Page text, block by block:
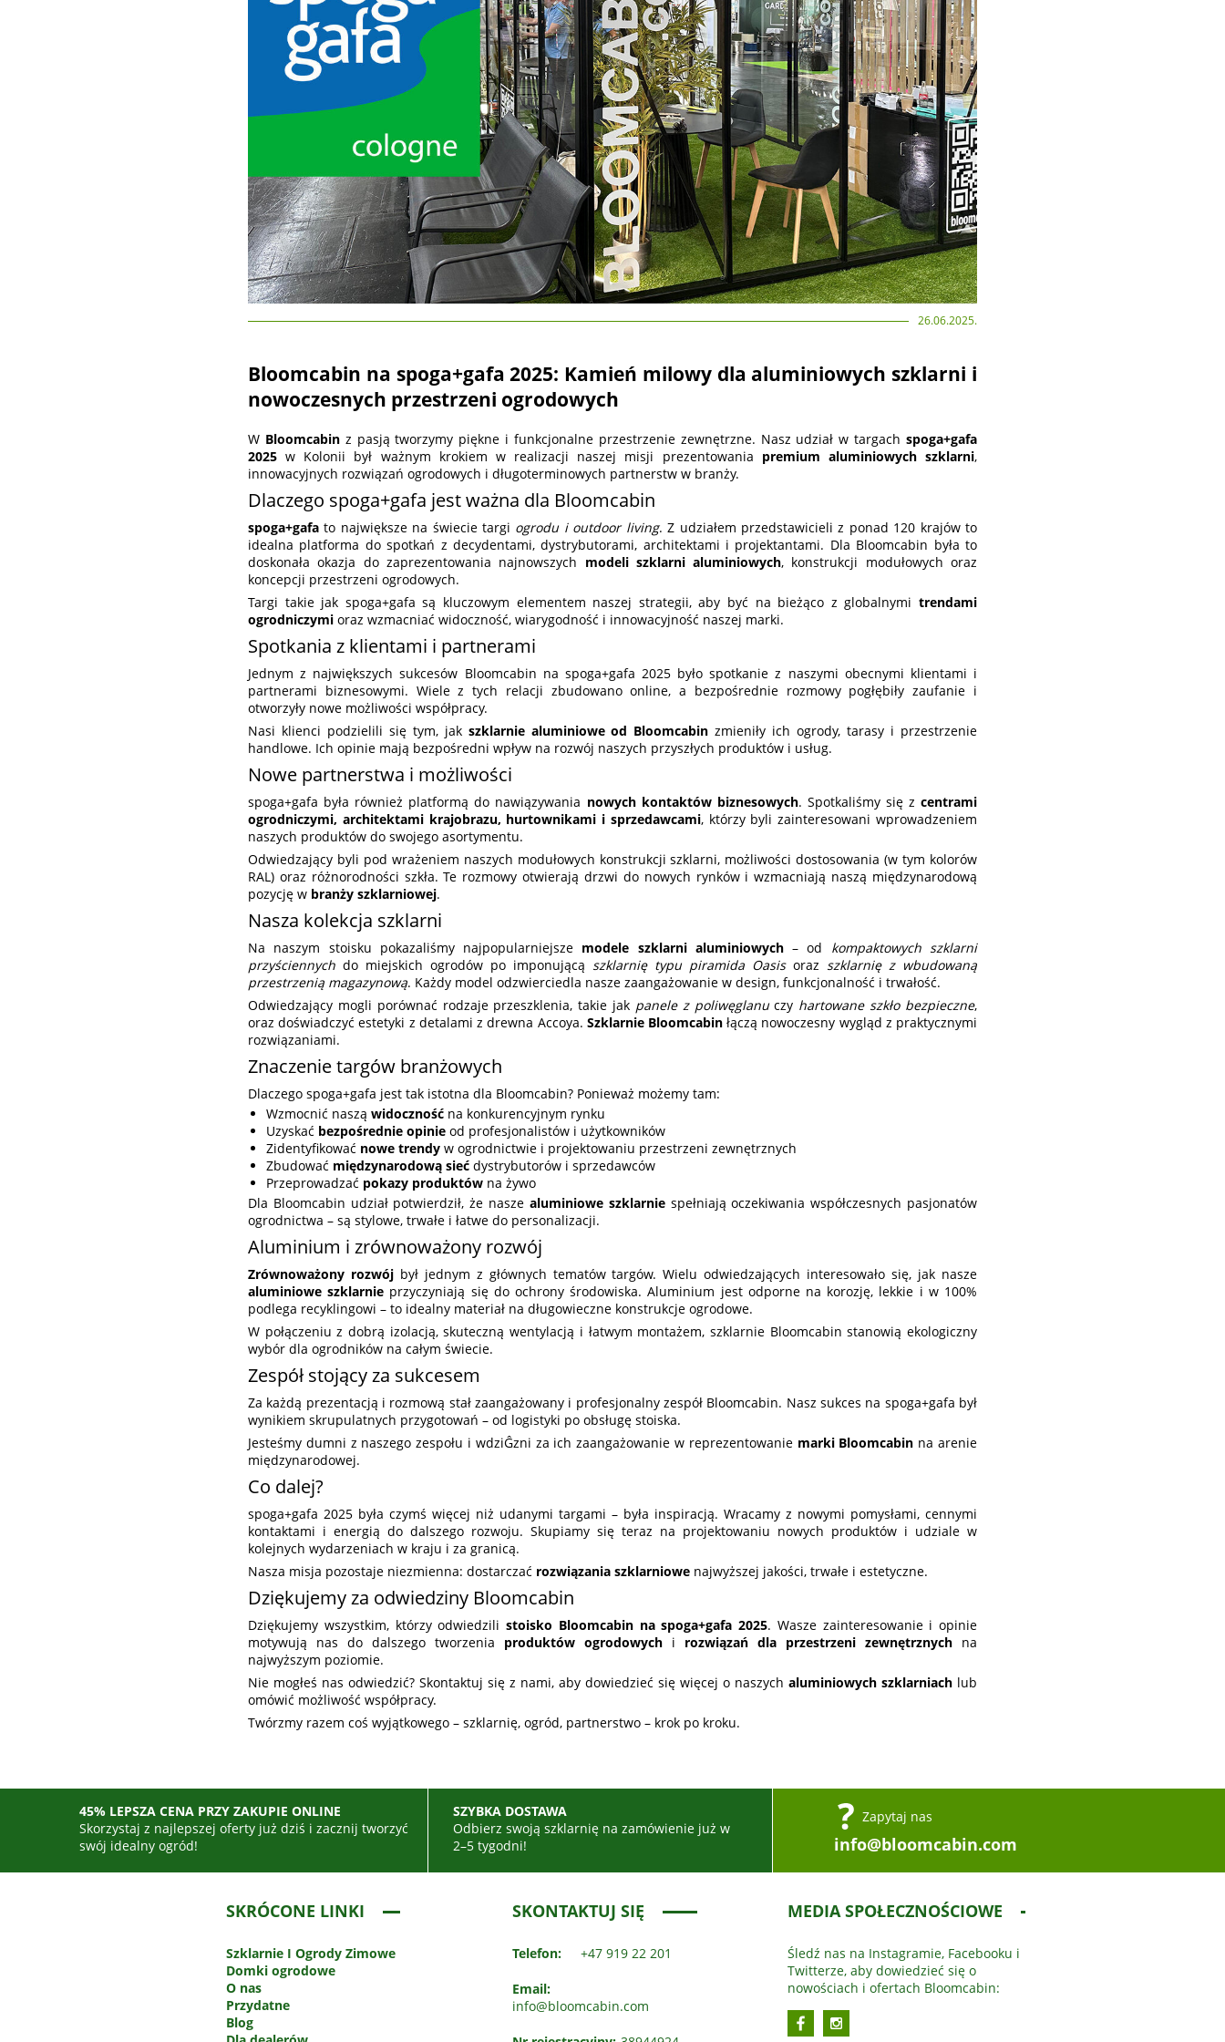
26.06.2025.
Bloomcabin na spoga+gafa 2025: Kamień milowy dla aluminiowych szklarni i
nowoczesnych przestrzeni ogrodowych
W Bloomcabinz pasją tworzymy piękne i funkcjonalne przestrzenie zewnętrzne. Nasz udział w targachspoga+gafa
2025 w Kolonii był ważnym krokiem w realizacji naszej misji prezentowania premium aluminiowych szklarni,
innowacyjnych rozwiązań ogrodowych i długoterminowych partnerstw w branży.
Dlaczego spoga+gafa jest ważna dla Bloomcabin
spoga+gafa to największe na świecie targi ogrodu i outdoor living. Z udziałem przedstawicieli z ponad 120 krajów to
idealna platforma do spotkań z decydentami, dystrybutorami, architektami i projektantami. Dla Bloomcabin była to
doskonała okazja do zaprezentowania najnowszych modeli szklarni aluminiowych, konstrukcji modułowych oraz
koncepcji przestrzeni ogrodowych.
Targi takie jak spoga+gafa są kluczowym elementem naszej strategii, aby być na bieżąco z globalnymi trendami
ogrodniczymi oraz wzmacniać widoczność, wiarygodność i innowacyjność naszej marki.
Spotkania z klientami i partnerami
Jednym z największych sukcesów Bloomcabin na spoga+gafa 2025 było spotkanie z naszymi obecnymi klientami i
partnerami biznesowymi. Wiele z tych relacji zbudowano online, a bezpośrednie rozmowy pogłębiły zaufanie i
otworzyły nowe możliwości współpracy.
Nasi klienci podzielili się tym, jak szklarnie aluminiowe od Bloomcabin zmieniły ich ogrody, tarasy i przestrzenie
handlowe. Ich opinie mają bezpośredni wpływ na rozwój naszych przyszłych produktów i usług.
Nowe partnerstwa i możliwości
spoga+gafa była również platformą do nawiązywania nowych kontaktów biznesowych. Spotkaliśmy się zcentrami
ogrodniczymi, architektami krajobrazu, hurtownikami i sprzedawcami, którzy byli zainteresowani wprowadzeniem
naszych produktów do swojego asortymentu.
Odwiedzający byli pod wrażeniem naszych modułowych konstrukcji szklarni, możliwości dostosowania (w tym kolorów
RAL) oraz różnorodności szkła. Te rozmowy otwierają drzwi do nowych rynków i wzmacniają naszą międzynarodową
pozycję w branży szklarniowej.
Nasza kolekcja szklarni
Na naszym stoisku pokazaliśmy najpopularniejsze modele szklarni aluminiowych– od kompaktowych szklarni
przyściennych do miejskich ogrodów po imponującą szklarnię typu piramida Oasisoraz szklarnię z wbudowaną
przestrzenią magazynową. Każdy model odzwierciedla nasze zaangażowanie w design, funkcjonalność i trwałość.
Odwiedzający mogli porównać rodzaje przeszklenia, takie jak panele z poliwęglanuczy hartowane szkło bezpieczne,
oraz doświadczyć estetyki z detalami z drewna Accoya. Szklarnie Bloomcabinłączą nowoczesny wygląd z praktycznymi
rozwiązaniami.
Znaczenie targów branżowych
Dlaczego spoga+gafa jest tak istotna dla Bloomcabin? Ponieważ możemy tam:
Wzmocnić naszą widoczność na konkurencyjnym rynku
Uzyskać bezpośrednie opinie od profesjonalistów i użytkowników
Zidentyfikować nowe trendy w ogrodnictwie i projektowaniu przestrzeni zewnętrznych
Zbudować międzynarodową sieć dystrybutorów i sprzedawców
Przeprowadzać pokazy produktów na żywo
Dla Bloomcabin udział potwierdził, że nasze aluminiowe szklarniespełniają oczekiwania współczesnych pasjonatów
ogrodnictwa – są stylowe, trwałe i łatwe do personalizacji.
Aluminium i zrównoważony rozwój
Zrównoważony rozwójbył jednym z głównych tematów targów. Wielu odwiedzających interesowało się, jak nasze
aluminiowe szklarnie przyczyniają się do ochrony środowiska. Aluminium jest odporne na korozję, lekkie i w 100%
podlega recyklingowi – to idealny materiał na długowieczne konstrukcje ogrodowe.
W połączeniu z dobrą izolacją, skuteczną wentylacją i łatwym montażem, szklarnie Bloomcabin stanowią ekologiczny
wybór dla ogrodników na całym świecie.
Zespół stojący za sukcesem
Za każdą prezentacją i rozmową stał zaangażowany i profesjonalny zespół Bloomcabin. Nasz sukces na spoga+gafa był
wynikiem skrupulatnych przygotowań – od logistyki po obsługę stoiska.
Jesteśmy dumni z naszego zespołu i wdziĜzni za ich zaangażowanie w reprezentowanie marki Bloomcabin na arenie
międzynarodowej.
Co dalej?
spoga+gafa 2025 była czymś więcej niż udanymi targami – była inspiracją. Wracamy z nowymi pomysłami, cennymi
kontaktami i energią do dalszego rozwoju. Skupiamy się teraz na projektowaniu nowych produktów i udziale w
kolejnych wydarzeniach w kraju i za granicą.
Nasza misja pozostaje niezmienna: dostarczać rozwiązania szklarniowe najwyższej jakości, trwałe i estetyczne.
Dziękujemy za odwiedziny Bloomcabin
Dziękujemy wszystkim, którzy odwiedzili stoisko Bloomcabin na spoga+gafa 2025. Wasze zainteresowanie i opinie
motywują nas do dalszego tworzenia produktów ogrodowych i rozwiązań dla przestrzeni zewnętrznych na
najwyższym poziomie.
Nie mogłeś nas odwiedzić? Skontaktuj się z nami, aby dowiedzieć się więcej o naszych aluminiowych szklarniach lub
omówić możliwość współpracy.
Twórzmy razem coś wyjątkowego – szklarnię, ogród, partnerstwo – krok po kroku.
45% LEPSZA CENA PRZY ZAKUPIE ONLINE
Skorzystaj z najlepszej oferty już dziś i zacznij tworzyć
swój idealny ogród!
SZYBKA DOSTAWA
Odbierz swoją szklarnię na zamówienie już w
2–5 tygodni!
Zapytaj nas
info@bloomcabin.com
SKRÓCONE LINKI
Szklarnie I Ogrody Zimowe
Domki ogrodowe
O nas
Przydatne
Blog
SKONTAKTUJ SIĘ
Telefon: +47 919 22 201
Email:
info@bloomcabin.com
MEDIA SPOŁECZNOŚCIOWE
Śledź nas na Instagramie, Facebooku i
Twitterze, aby dowiedzieć się o
nowościach i ofertach Bloomcabin: